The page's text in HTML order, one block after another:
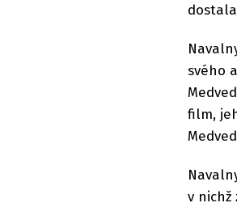
svého
film,
v nichž